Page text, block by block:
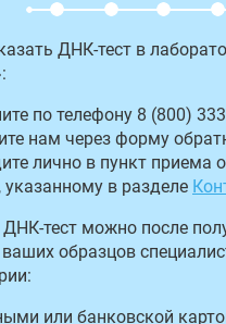
ДНК-тест в
по телефону 8 (800)
нам через форму
лично в пункт приема
указанному в разделе
тест можно после
образцов
или банковской